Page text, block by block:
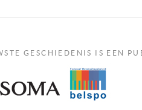
GESCHIEDENIS IS EEN